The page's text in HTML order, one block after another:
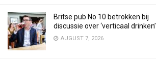
Britse pub No 10 betrokken bij
discussie over ‘verticaal drinken’
AUGUST 7, 2026